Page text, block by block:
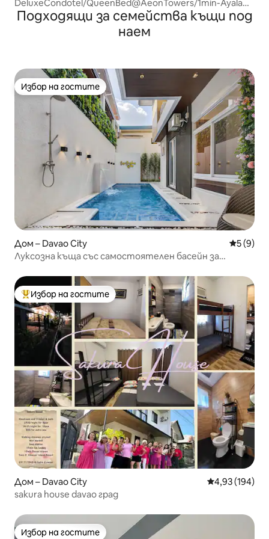
DeluxeCondotel/QueenBed@AeonTowers/1min-Ayala
Mall (Луксозен кондотел/Легло Queen/Кулите Aeon/1
минута до мол Ayala)
Подходящи за семейства къщи под
наем
Избор на гостите
Избор на гостите
Дом – Davao City Средна
5 (9)
Луксозна къща със самостоятелен басейн за
Най-популярен избор на гостите
Избор на гостите
Дом – Davao City Средна
4,93 (194)
sakura house davao град
Избор на гостите